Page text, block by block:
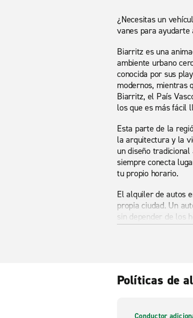
¿Necesitas un
vanes para ayudarte
Biarritz es una
ambiente urbano
conocida por sus
modernos, mientras
Biarritz, el País
los que es más fácil
Esta parte de la
la arquitectura y la
un diseño
siempre conecta
tu propio horario.
El alquiler de autos
propia ciudad. Un
sin depender de los
mientras que las
minivan o SUV
Políticas de
Conductor